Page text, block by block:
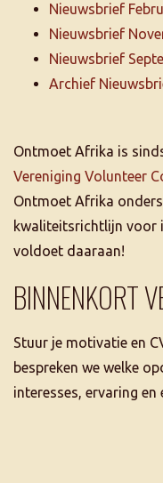
Nieuwsbrief
Nieuwsbrief
Nieuwsbrief
Archief
Ontmoet Afrika is
Vereniging Volunteer
Ontmoet Afrika
kwaliteitsrichtlijn voor
voldoet daaraan!
BINNENKORT
Stuur je motivatie en
bespreken we welke
interesses, ervaring en